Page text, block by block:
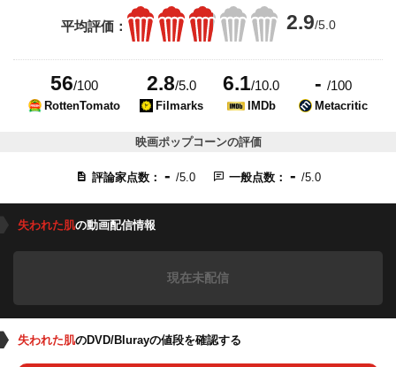
平均評価： 2.9/5.0
56/100
RottenTomato
2.8/5.0
Filmarks
6.1/10.0
IMDb
- /100
Metacritic
映画ポップコーンの評価
評論家点数： - /5.0 一般点数： - /5.0
失われた肌の動画配信情報
現在未配信
失われた肌のDVD/Blurayの値段を確認する